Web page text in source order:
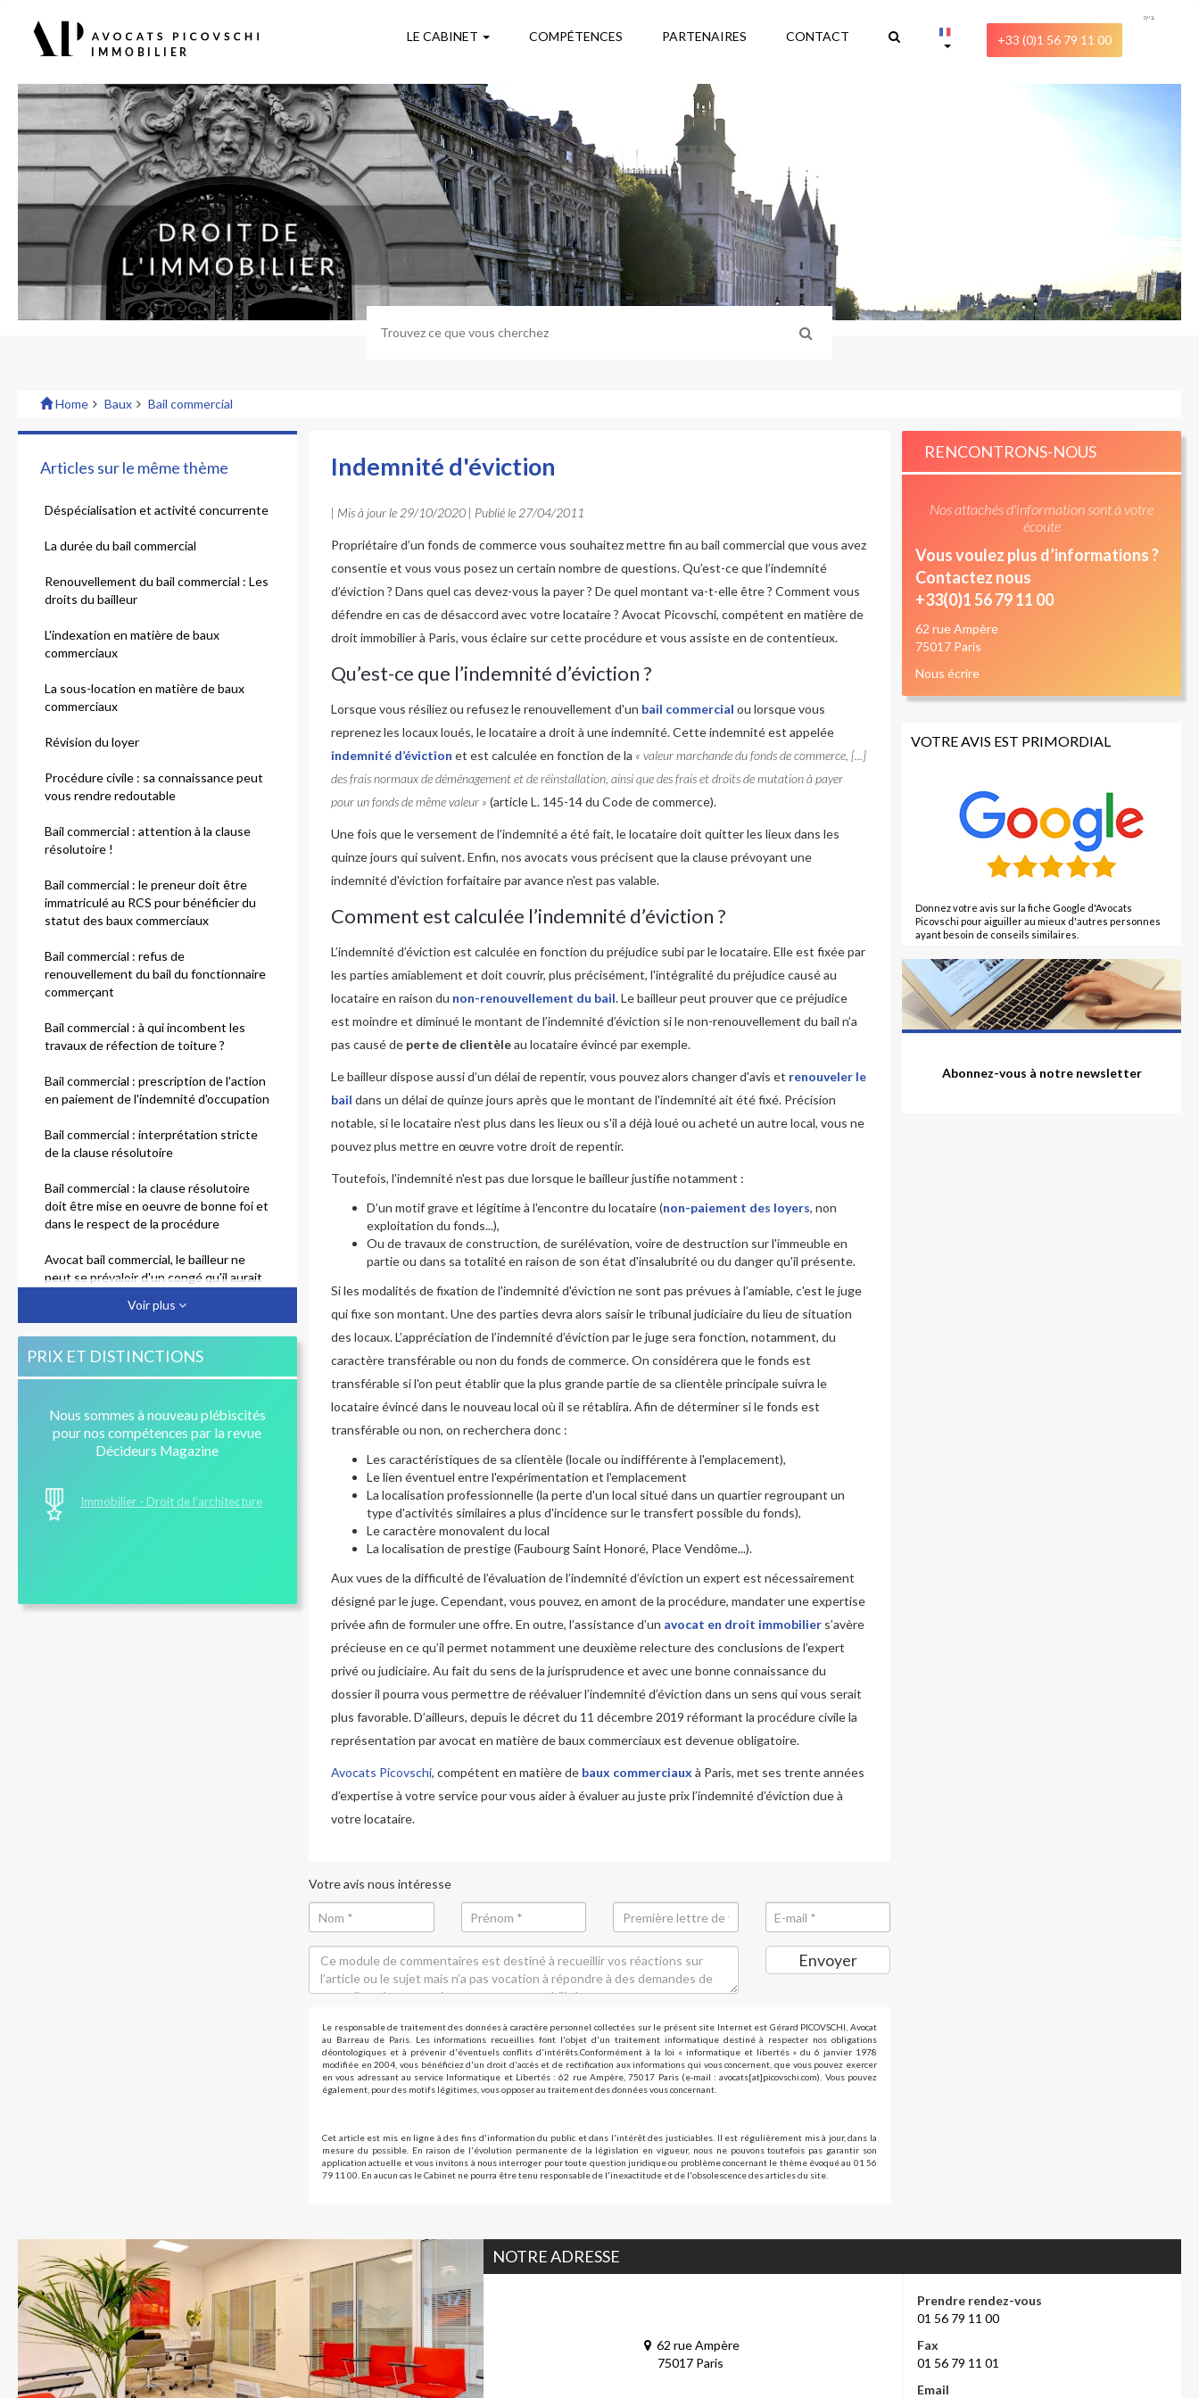
LE CABINET COMPÉTENCES PARTENAIRES CONTACT +33 (0)1 56 79 11 00
בייה
Home Baux Bail commercial
Articles sur le même thème
Déspécialisation et activité concurrente
La durée du bail commercial
Renouvellement du bail commercial : Les
droits du bailleur
L'indexation en matière de baux
commerciaux
La sous-location en matière de baux
commerciaux
Révision du loyer
Procédure civile : sa connaissance peut
vous rendre redoutable
Bail commercial : attention à la clause
résolutoire !
Bail commercial : le preneur doit être
immatriculé au RCS pour bénéficier du
statut des baux commerciaux
Bail commercial : refus de
renouvellement du bail du fonctionnaire
commerçant
Bail commercial : à qui incombent les
travaux de réfection de toiture ?
Bail commercial : prescription de l'action
en paiement de l'indemnité d'occupation
Bail commercial : interprétation stricte
de la clause résolutoire
Bail commercial : la clause résolutoire
doit être mise en oeuvre de bonne foi et
dans le respect de la procédure
Avocat bail commercial, le bailleur ne
peut se prévaloir d'un congé qu'il aurait
avantages et inconvénients
Bail commercial : autorisation tacite de
Clause résolutoire en matière de bail
commercial : comment y échapper ?
Voir plus
PRIX ET DISTINCTIONS
Nous sommes à nouveau plébiscités
pour nos compétences par la revue
Décideurs Magazine
Immobilier - Droit de l’architecture
Indemnité d'éviction
| Mis à jour le 29/10/2020 | Publié le 27/04/2011
Propriétaire d’un fonds de commerce vous souhaitez mettre fin au bail commercial que vous avez
consentie et vous vous posez un certain nombre de questions. Qu’est-ce que l’indemnité
d’éviction ? Dans quel cas devez-vous la payer ? De quel montant va-t-elle être ? Comment vous
défendre en cas de désaccord avec votre locataire ? Avocat Picovschi, compétent en matière de
droit immobilier à Paris, vous éclaire sur cette procédure et vous assiste en de contentieux.
Qu’est-ce que l’indemnité d’éviction ?
Lorsque vous résiliez ou refusez le renouvellement d'un bail commercial ou lorsque vous
reprenez les locaux loués, le locataire a droit à une indemnité. Cette indemnité est appelée
indemnité d’éviction et est calculée en fonction de la « valeur marchande du fonds de commerce, [...]
des frais normaux de déménagement et de réinstallation, ainsi que des frais et droits de mutation à payer
pour un fonds de même valeur » (article L. 145-14 du Code de commerce).
Une fois que le versement de l’indemnité a été fait, le locataire doit quitter les lieux dans les
quinze jours qui suivent. Enfin, nos avocats vous précisent que la clause prévoyant une
indemnité d'éviction forfaitaire par avance n'est pas valable.
Comment est calculée l’indemnité d’éviction ?
L’indemnité d’éviction est calculée en fonction du préjudice subi par le locataire. Elle est fixée par
les parties amiablement et doit couvrir, plus précisément, l'intégralité du préjudice causé au
locataire en raison du non-renouvellement du bail. Le bailleur peut prouver que ce préjudice
est moindre et diminué le montant de l’indemnité d’éviction si le non-renouvellement du bail n’a
pas causé de perte de clientèleau locataire évincé par exemple.
Le bailleur dispose aussi d’un délai de repentir, vous pouvez alors changer d'avis et renouveler le
bail dans un délai de quinze jours après que le montant de l'indemnité ait été fixé. Précision
notable, si le locataire n'est plus dans les lieux ou s'il a déjà loué ou acheté un autre local, vous ne
pouvez plus mettre en œuvre votre droit de repentir.
Toutefois, l'indemnité n'est pas due lorsque le bailleur justifie notamment :
D’un motif grave et légitime à l'encontre du locataire (non-paiement des loyers, non
exploitation du fonds...),
Ou de travaux de construction, de surélévation, voire de destruction sur l'immeuble en
partie ou dans sa totalité en raison de son état d'insalubrité ou du danger qu'il présente.
Si les modalités de fixation de l'indemnité d'éviction ne sont pas prévues à l’amiable, c'est le juge
qui fixe son montant. Une des parties devra alors saisir le tribunal judiciaire du lieu de situation
des locaux. L’appréciation de l’indemnité d’éviction par le juge sera fonction, notamment, du
caractère transférable ou non du fonds de commerce. On considérera que le fonds est
transférable si l'on peut établir que la plus grande partie de sa clientèle principale suivra le
locataire évincé dans le nouveau local où il se rétablira. Afin de déterminer si le fonds est
transférable ou non, on recherchera donc :
Les caractéristiques de sa clientèle (locale ou indifférente à l'emplacement),
Le lien éventuel entre l'expérimentation et l'emplacement
La localisation professionnelle (la perte d'un local situé dans un quartier regroupant un
type d'activités similaires a plus d'incidence sur le transfert possible du fonds),
Le caractère monovalent du local
La localisation de prestige (Faubourg Saint Honoré, Place Vendôme...).
Aux vues de la difficulté de l’évaluation de l’indemnité d’éviction un expert est nécessairement
désigné par le juge. Cependant, vous pouvez, en amont de la procédure, mandater une expertise
privée afin de formuler une offre. En outre, l’assistance d’un avocat en droit immobilier s’avère
précieuse en ce qu’il permet notamment une deuxième relecture des conclusions de l’expert
privé ou judiciaire. Au fait du sens de la jurisprudence et avec une bonne connaissance du
dossier il pourra vous permettre de réévaluer l’indemnité d’éviction dans un sens qui vous serait
plus favorable. D’ailleurs, depuis le décret du 11 décembre 2019 réformant la procédure civile la
représentation par avocat en matière de baux commerciaux est devenue obligatoire.
Avocats Picovschi, compétent en matière de baux commerciaux à Paris, met ses trente années
d’expertise à votre service pour vous aider à évaluer au juste prix l’indemnité d’éviction due à
votre locataire.
Votre avis nous intéresse
Envoyer
Le responsable de traitement des données à caractère personnel collectées sur le présent site Internet est Gérard PICOVSCHI, Avocat
au Barreau de Paris. Les informations recueillies font l'objet d'un traitement informatique destiné à respecter nos obligations
déontologiques et à prévenir d'éventuels conflits d'intérêts.Conformément à la loi « informatique et libertés » du 6 janvier 1978
modifiée en 2004, vous bénéficiez d'un droit d'accès et de rectification aux informations qui vous concernent, que vous pouvez exercer
en vous adressant au service Informatique et Libertés : 62 rue Ampère, 75017 Paris (e-mail : avocats[at]picovschi.com). Vous pouvez
également, pour des motifs légitimes, vous opposer au traitement des données vous concernant.
Cet article est mis en ligne à des fins d'information du public et dans l'intérêt des justiciables. Il est régulièrement mis à jour, dans la
mesure du possible. En raison de l'évolution permanente de la législation en vigueur, nous ne pouvons toutefois pas garantir son
application actuelle et vous invitons à nous interroger pour toute question juridique ou problème concernant le thème évoqué au 01 56
79 11 00. En aucun cas le Cabinet ne pourra être tenu responsable de l'inexactitude et de l'obsolescence des articles du site.
RENCONTRONS-NOUS
Nos attachés d'information sont à votre
écoute
Vous voulez plus d’informations ?
Contactez nous
+33(0)1 56 79 11 00
62 rue Ampère
75017 Paris
Nous écrire
VOTRE AVIS EST PRIMORDIAL
Donnez votre avis sur la fiche Google d'Avocats
Picovschi pour aiguiller au mieux d'autres personnes
ayant besoin de conseils similaires.
Abonnez-vous à notre newsletter
NOTRE ADRESSE
62 rue Ampère
75017 Paris
Prendre rendez-vous
01 56 79 11 00
Fax
01 56 79 11 01
Email